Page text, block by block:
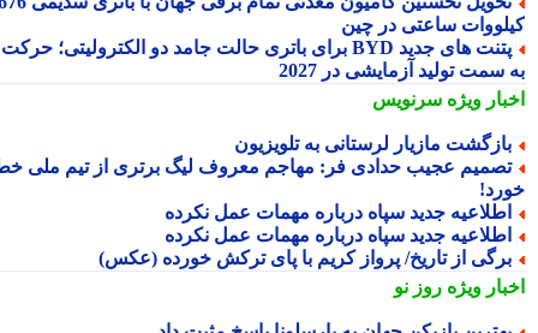
ساعتی در چین
پتنت های جدید BYD برای باتری حالت جامد دو الکترولیتی؛ حرکت
سمت تولید آزمایشی در 2027
ویژهسرنویس
مازیار لرستانی به تلویزیون
عجیب حدادی فر: مهاجم معروف لیگ برتری از تیم ملی خط
جدید سپاه درباره مهمات عمل نکرده
جدید سپاه درباره مهمات عمل نکرده
از تاریخ/ پرواز کریم با پای ترکش خورده (عکس)
ویژهروز نو